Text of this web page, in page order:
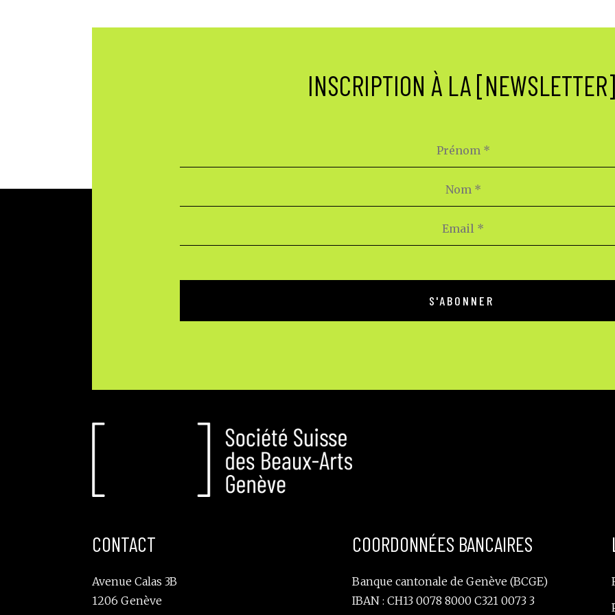
INSCRIPTION À LA [NEWSLETTER]
CONTACT
Avenue Calas 3B
1206 Genève
COORDONNÉES BANCAIRES
Banque cantonale de Genève (BCGE)
IBAN : CH13 0078 8000 C321 0073 3